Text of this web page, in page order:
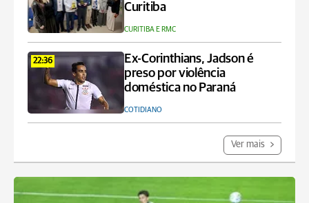
Curitiba
CURITIBA E RMC
22:36
Ex-Corinthians, Jadson é
preso por violência
doméstica no Paraná
COTIDIANO
Ver mais